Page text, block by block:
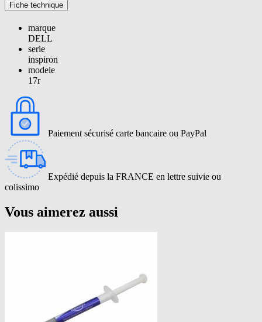
Fiche technique
marque
DELL
serie
inspiron
modele
17r
Paiement sécurisé carte bancaire ou PayPal
Expédié depuis la FRANCE en lettre suivie ou
colissimo
Vous aimerez aussi